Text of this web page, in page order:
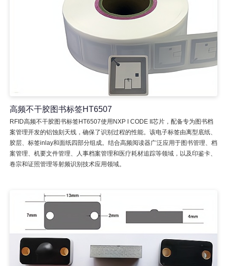
高频不干胶图书标签HT6507
RFID高频不干胶图书标签HT6507使用NXP I CODE II芯片，配备专为图书档
案管理开发的铝蚀刻天线，确保了识别过程的性能。该电子标签由离型底纸、
胶层、标签inlay和面纸四部分组成。结合高频阅读器广泛应用于图书管理、档
案管理、机要文件管理、人事档案管理和医疗耗材追踪等领域，以及印鉴卡、
卷宗和证照管理等射频识别技术应用领域。